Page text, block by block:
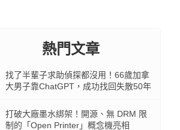
熱門文章
找了半輩子求助偵探都沒用！66歲加拿
大男子靠ChatGPT，成功找回失散50年
打破大廠墨水綁架！開源、無 DRM 限
制的「Open Printer」概念機亮相